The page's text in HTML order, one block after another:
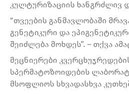
კულტურიზაციის ხანგრძლივ
“თვეების განმავლობაში
გენეტიკური და
შეიძლება მოხდეს”. – თქვა
მეცნიერები
სპერმატოზოიდების
მსოფლიოს სხვადასხვა